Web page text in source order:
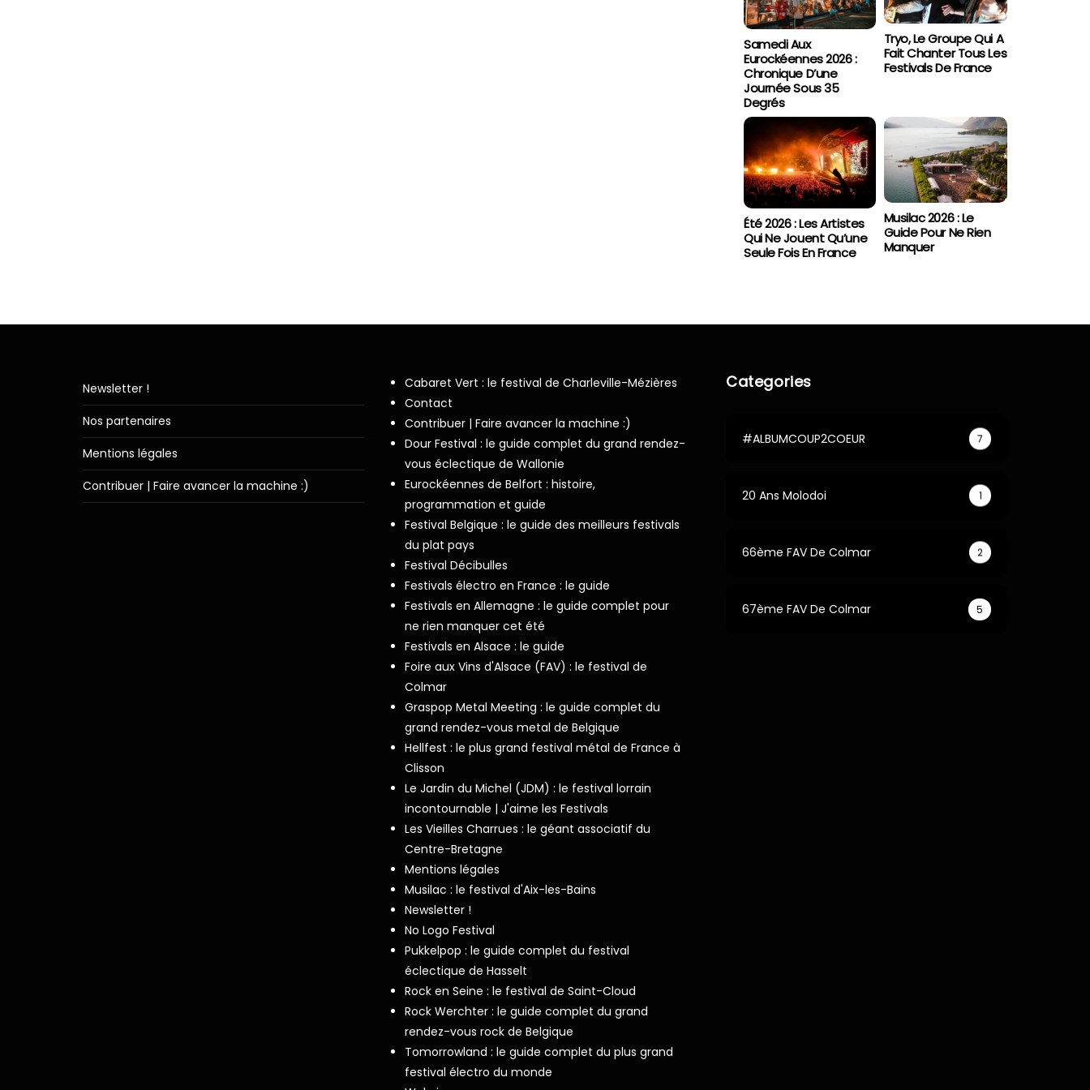
Samedi Aux
Eurockéennes 2026 :
Chronique D’une
Journée Sous 35
Degrés
Tryo, Le Groupe Qui A
Fait Chanter Tous Les
Festivals De France
Été 2026 : Les Artistes
Qui Ne Jouent Qu’une
Seule Fois En France
Musilac 2026 : Le
Guide Pour Ne Rien
Manquer
Newsletter !
Nos partenaires
Mentions légales
Contribuer | Faire avancer la machine :)
Cabaret Vert : le festival de Charleville-Mézières
Contact
Contribuer | Faire avancer la machine :)
Dour Festival : le guide complet du grand rendez-
vous éclectique de Wallonie
Eurockéennes de Belfort : histoire,
programmation et guide
Festival Belgique : le guide des meilleurs festivals
du plat pays
Festival Décibulles
Festivals électro en France : le guide
Festivals en Allemagne : le guide complet pour
ne rien manquer cet été
Festivals en Alsace : le guide
Foire aux Vins d'Alsace (FAV) : le festival de
Colmar
Graspop Metal Meeting : le guide complet du
grand rendez-vous metal de Belgique
Hellfest : le plus grand festival métal de France à
Clisson
Le Jardin du Michel (JDM) : le festival lorrain
incontournable | J'aime les Festivals
Les Vieilles Charrues : le géant associatif du
Centre-Bretagne
Mentions légales
Musilac : le festival d'Aix-les-Bains
Newsletter !
No Logo Festival
Pukkelpop : le guide complet du festival
éclectique de Hasselt
Rock en Seine : le festival de Saint-Cloud
Rock Werchter : le guide complet du grand
rendez-vous rock de Belgique
Tomorrowland : le guide complet du plus grand
festival électro du monde
Categories
#ALBUMCOUP2COEUR 7
20 Ans Molodoi 1
66ème FAV De Colmar 2
67ème FAV De Colmar 5